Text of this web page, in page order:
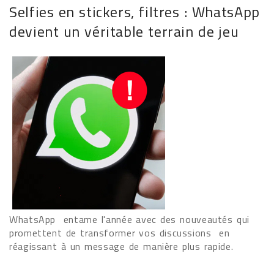
Selfies en stickers, filtres : WhatsApp
devient un véritable terrain de jeu
WhatsApp entame l'année avec des nouveautés qui
promettent de transformer vos discussions en
réagissant à un message de manière plus rapide.